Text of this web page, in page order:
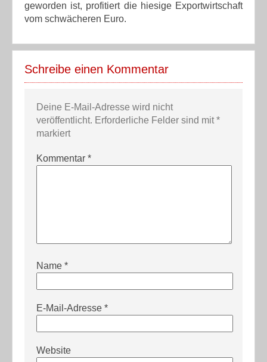
geworden ist, profitiert die hiesige Exportwirtschaft
vom schwächeren Euro.
Schreibe einen Kommentar
Deine E-Mail-Adresse wird nicht
veröffentlicht. Erforderliche Felder sind mit*
markiert
Kommentar *
Name *
E-Mail-Adresse *
Website